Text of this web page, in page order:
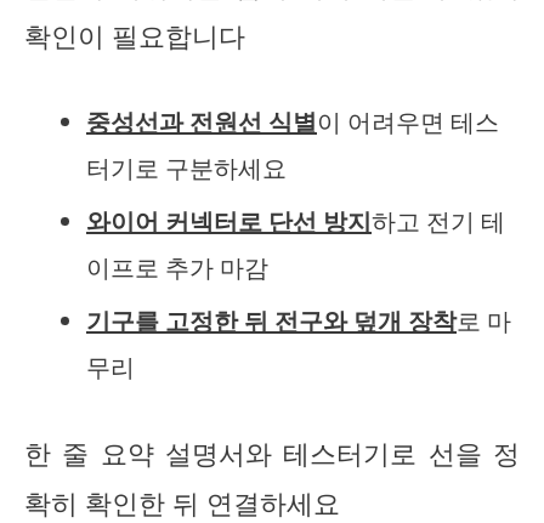
확인이 필요합니다
중성선과 전원선 식별이 어려우면 테스
터기로 구분하세요
와이어 커넥터로 단선 방지하고 전기 테
이프로 추가 마감
기구를 고정한 뒤 전구와 덮개 장착로 마
무리
한 줄 요약 설명서와 테스터기로 선을 정
확히 확인한 뒤 연결하세요